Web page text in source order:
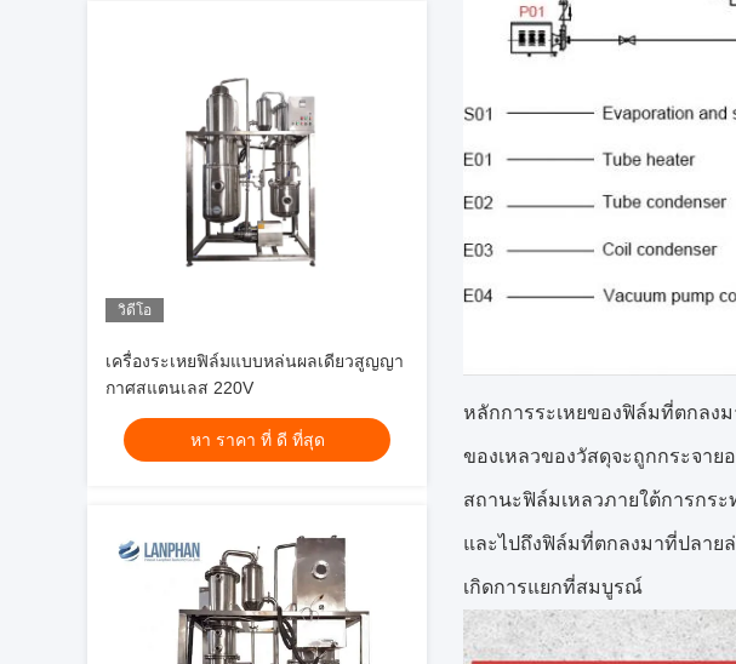
วิดีโอ
เครื่องระเหยฟิล์มแบบหล่นผลเดียวสูญญา
กาศสแตนเลส 220V
หา ราคา ที่ ดี ที่สุด
หลักการระเหยของฟิล์มที่ตกลงม
ของเหลวของวัสดุจะถูกกระจา
สถานะฟิล์มเหลวภายใต้การกร
และไปถึงฟิล์มที่ตกลงมาที่ปลาย
เกิดการแยกที่สมบูรณ์